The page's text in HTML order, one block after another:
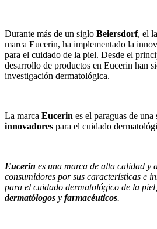
Durante más de un siglo Beiersdorf, el
marca Eucerin, ha implementado la
para el cuidado de la piel. Desde el
desarrollo de productos en Eucerin han
investigación dermatológica.
La marca Eucerin es el paraguas de una
innovadores para el cuidado
Eucerin es una marca de alta calidad y
consumidores por sus características e
para el cuidado dermatológico de la
dermatólogos y farmacéuticos.